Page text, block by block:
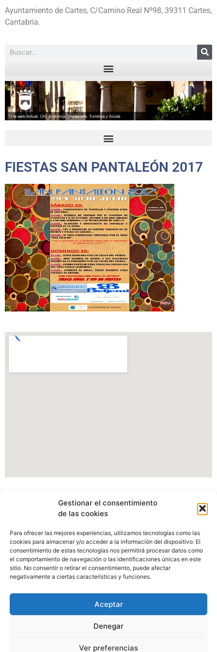
Gestionar el consentimiento
de las cookies
Para ofrecer las mejores experiencias, utilizamos tecnologías como las
cookies para almacenar y/o acceder a la información del dispositivo. El
consentimiento de estas tecnologías nos permitirá procesar datos como
el comportamiento de navegación o las identificaciones únicas en este
sitio. No consentir o retirar el consentimiento, puede afectar
negativamente a ciertas características y funciones.
Aceptar
Denegar
Ver preferencias
Ayuntamiento de Cartes, C/Camino Real Nº98, 39311 Cartes,
Cantabria.
FIESTAS SAN PANTALEÓN 2017
pudiendo verse afectados algunos apartados, imagenes o
enlaces.
Disculpen las molestias.